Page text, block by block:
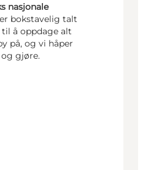
nasjonale
bokstavelig talt
å oppdage alt
på, og vi håper
gjøre.